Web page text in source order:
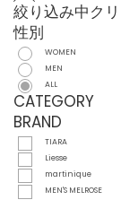
絞り込み中ク
性別
WOMEN
MEN
ALL
CATEGORY
BRAND
TIARA
Liesse
martinique
MEN'S MELROSE